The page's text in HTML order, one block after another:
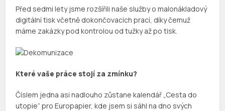
Před sedmi lety jsme rozšířili naše služby o malonákladový
digitální tisk včetně dokončovacích prací, díky čemuž
máme zakázky pod kontrolou od tužky až po tisk.
Které vaše práce stojí za zmínku?
Číslem jedna asi nadlouho zůstane kalendář „Cesta do
utopie“ pro Europapier, kde jsem si sáhl na dno svých